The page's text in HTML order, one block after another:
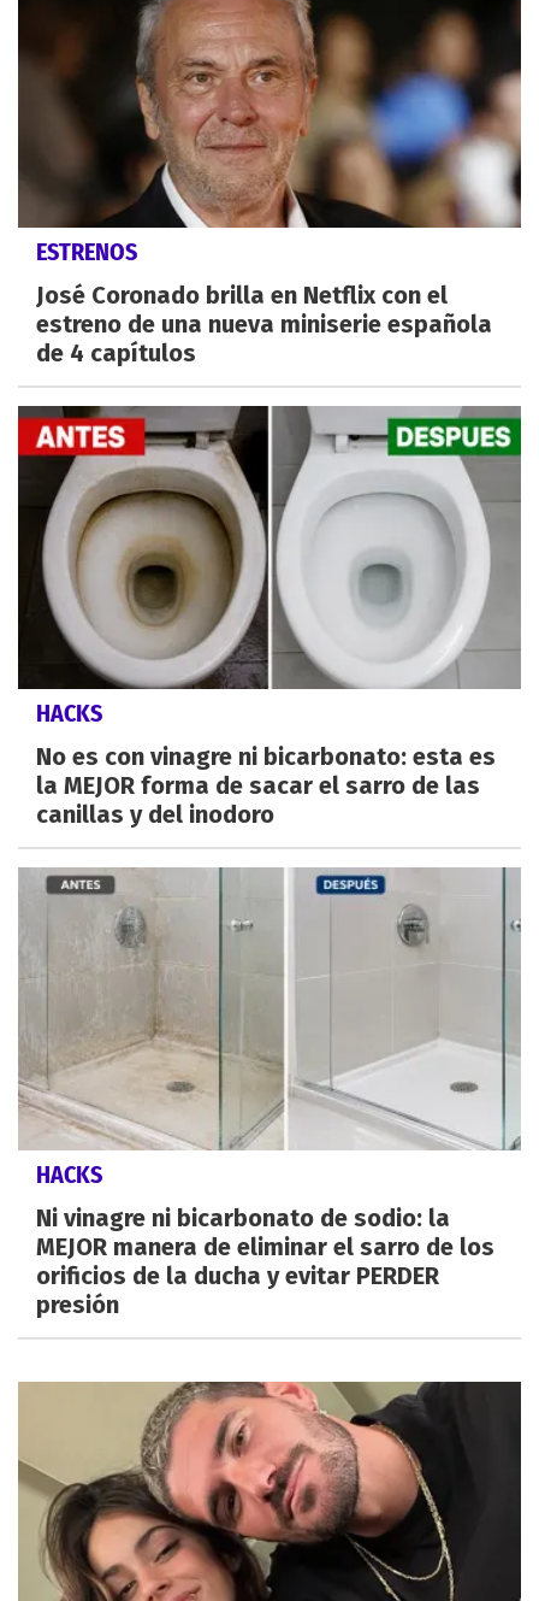
ESTRENOS
José Coronado brilla en Netflix con el
estreno de una nueva miniserie española
de 4 capítulos
HACKS
No es con vinagre ni bicarbonato: esta es
la MEJOR forma de sacar el sarro de las
canillas y del inodoro
HACKS
Ni vinagre ni bicarbonato de sodio: la
MEJOR manera de eliminar el sarro de los
orificios de la ducha y evitar PERDER
presión